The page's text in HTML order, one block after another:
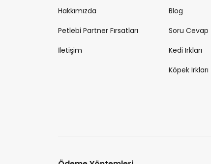
Hakkımızda
Petlebi Partner Fırsatları
İletişim
Blog
Soru Cevap
Kedi Irkları
Köpek Irkları